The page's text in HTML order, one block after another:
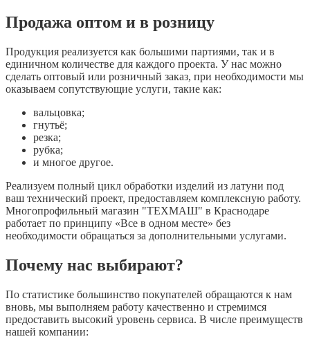
Продажа оптом и в розницу
Продукция реализуется как большими партиями, так и в
единичном количестве для каждого проекта. У нас можно
сделать оптовый или розничный заказ, при необходимости мы
оказываем сопутствующие услуги, такие как:
вальцовка;
гнутьё;
резка;
рубка;
и многое другое.
Реализуем полный цикл обработки изделий из латуни под
ваш технический проект, предоставляем комплексную работу.
Многопрофильный магазин "ТЕХМАШ" в Краснодаре
работает по принципу «Все в одном месте» без
необходимости обращаться за дополнительными услугами.
Почему нас выбирают?
По статистике большинство покупателей обращаются к нам
вновь, мы выполняем работу качественно и стремимся
предоставить высокий уровень сервиса. В числе преимуществ
нашей компании: